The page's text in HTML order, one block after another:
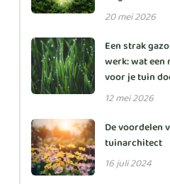
20 mei 2026
Een strak
werk: wat
voor je tuin
12 mei 2026
De voordelen
tuinarchitect
16 juli 2024